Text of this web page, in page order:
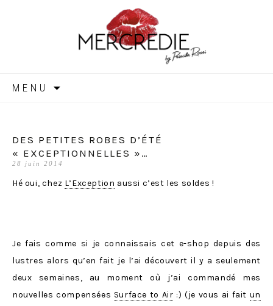
MERCREDIE
MENU
DES PETITES ROBES D’ÉTÉ
« EXCEPTIONNELLES »…
28 juin 2014
Hé oui, chez L’Exception aussi c’est les soldes !
Je fais comme si je connaissais cet e-shop depuis des
lustres alors qu’en fait je l’ai découvert il y a seulement
deux semaines, au moment où j’ai commandé mes
nouvelles compensées Surface to Air :) (je vous ai fait un